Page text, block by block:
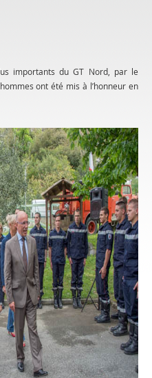
importants du GT Nord, par le
ont été mis à l’honneur en